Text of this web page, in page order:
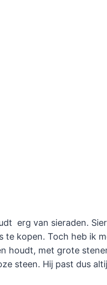
erg van sieraden.
te kopen. Toch heb ik
houdt, met grote
steen. Hij past dus